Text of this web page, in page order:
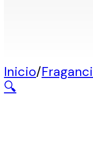
Inicio/
🔍